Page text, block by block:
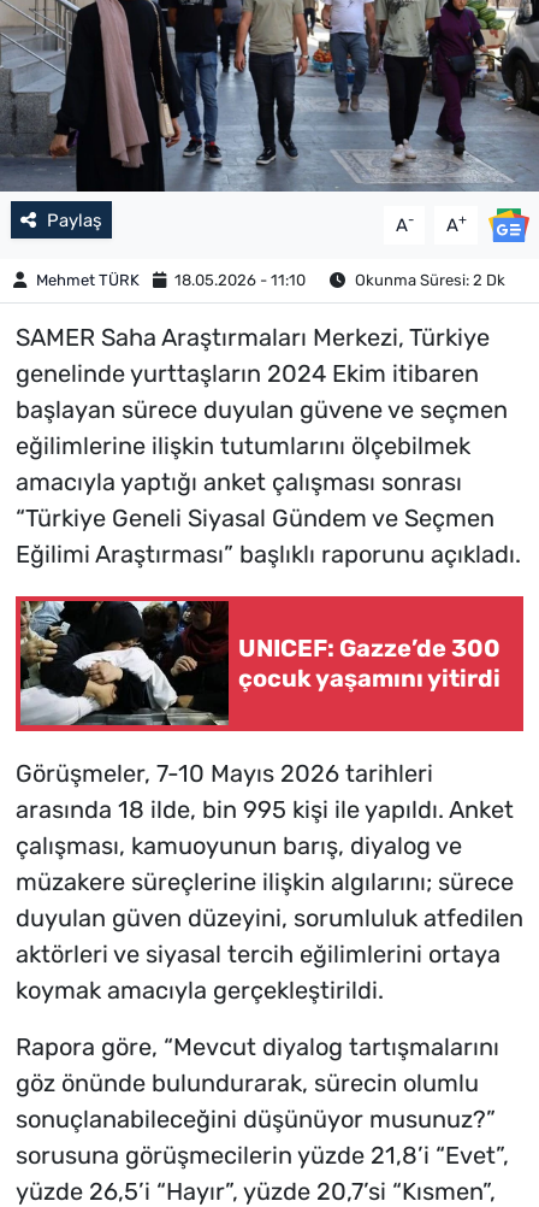
Paylaş A- A+
Mehmet TÜRK 18.05.2026 - 11:10 Okunma Süresi: 2 Dk
SAMER Saha Araştırmaları Merkezi, Türkiye
genelinde yurttaşların 2024 Ekim itibaren
başlayan sürece duyulan güvene ve seçmen
eğilimlerine ilişkin tutumlarını ölçebilmek
amacıyla yaptığı anket çalışması sonrası
“Türkiye Geneli Siyasal Gündem ve Seçmen
Eğilimi Araştırması” başlıklı raporunu açıkladı.
UNICEF: Gazze’de 300
çocuk yaşamını yitirdi
Görüşmeler, 7-10 Mayıs 2026 tarihleri
arasında 18 ilde, bin 995 kişi ile yapıldı. Anket
çalışması, kamuoyunun barış, diyalog ve
müzakere süreçlerine ilişkin algılarını; sürece
duyulan güven düzeyini, sorumluluk atfedilen
aktörleri ve siyasal tercih eğilimlerini ortaya
koymak amacıyla gerçekleştirildi.
Rapora göre, “Mevcut diyalog tartışmalarını
göz önünde bulundurarak, sürecin olumlu
sonuçlanabileceğini düşünüyor musunuz?”
sorusuna görüşmecilerin yüzde 21,8’i “Evet”,
yüzde 26,5’i “Hayır”, yüzde 20,7’si “Kısmen”,